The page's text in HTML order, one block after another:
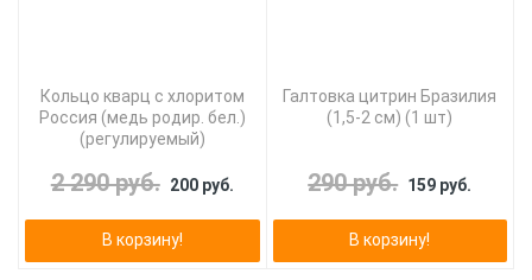
Кольцо кварц с хлоритом
Россия (медь родир. бел.)
(регулируемый)
2 290 руб. 200 руб.
В корзину!
Галтовка цитрин Бразилия
(1,5-2 см) (1 шт)
290 руб. 159 руб.
В корзину!